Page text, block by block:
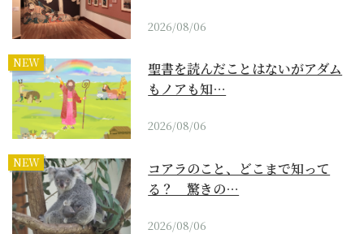
2026/08/06
NEW
聖書を読んだことはないがアダム
もノアも知…
2026/08/06
NEW
コアラのこと、どこまで知って
る？ 驚きの…
2026/08/06